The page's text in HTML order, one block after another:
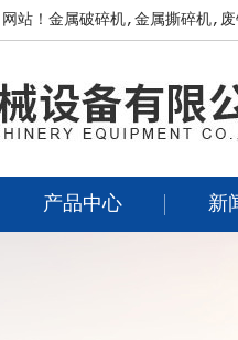
网站！金属破碎机,金属撕碎机,
产品中心 新